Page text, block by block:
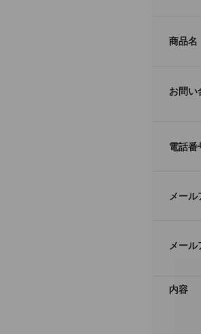
商品名
お問い
電話番
メール
メール
内容